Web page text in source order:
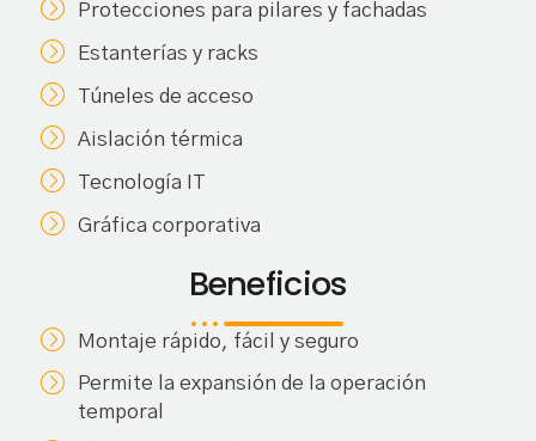
Protecciones para pilares y fachadas
Estanterías y racks
Túneles de acceso
Aislación térmica
Tecnología IT
Gráfica corporativa
Beneficios
Montaje rápido, fácil y seguro
Permite la expansión de la operación
temporal